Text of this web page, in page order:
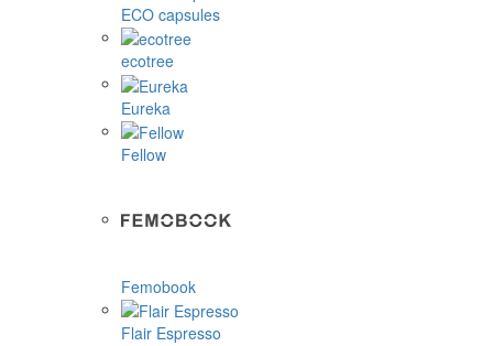
ECO capsules
ecotree
Eureka
Fellow
Femobook
Flair Espresso